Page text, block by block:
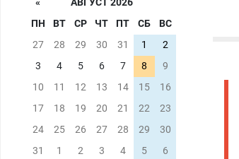
«
АВГУСТ 2026
ПН
ВТ СР ЧТ ПТ СБ
ВС
27
28 29 30 31 1
2
3
4 5 6 7 8
9
10
11 12 13 14 15
16
17
18 19 20 21 22
23
24
25 26 27 28 29
30
31
1 2 3 4 5 6